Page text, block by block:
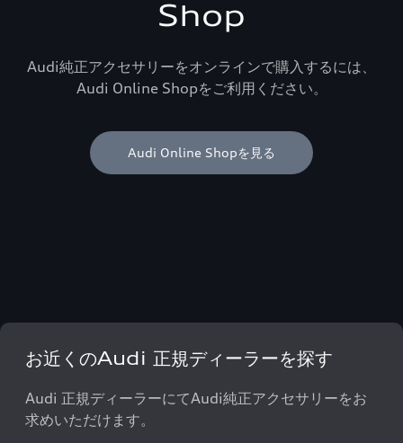
Shop
Audi純正アクセサリーをオンラインで購入するには、
Audi Online Shopをご利用ください。
Audi Online Shopを見る
お近くのAudi 正規ディーラーを探す
Audi 正規ディーラーにてAudi純正アクセサリーをお
求めいただけます。